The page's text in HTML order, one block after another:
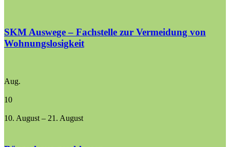
SKM Auswege – Fachstelle zur Vermeidung von
Wohnungslosigkeit
Aug.
10
10. August – 21. August